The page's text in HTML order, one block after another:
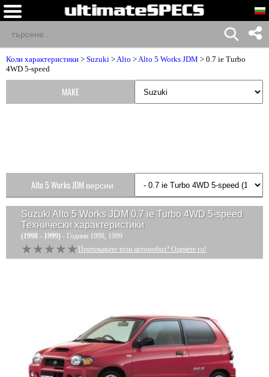
Коли характеристики > Suzuki >Alto >Alto 5 Works JDM > 0.7 ie Turbo
4WD 5-speed
Suzuki Alto 5 Works JDM 0.7 ie Turbo 4WD 5-speed
Технически характеристики
(1998 - 1999) - Години 1998, 1999
★★★★★
★★★★★ Притежавате този автомобил? Оценете го!
MAKE
Alto 5 Works JDM версии